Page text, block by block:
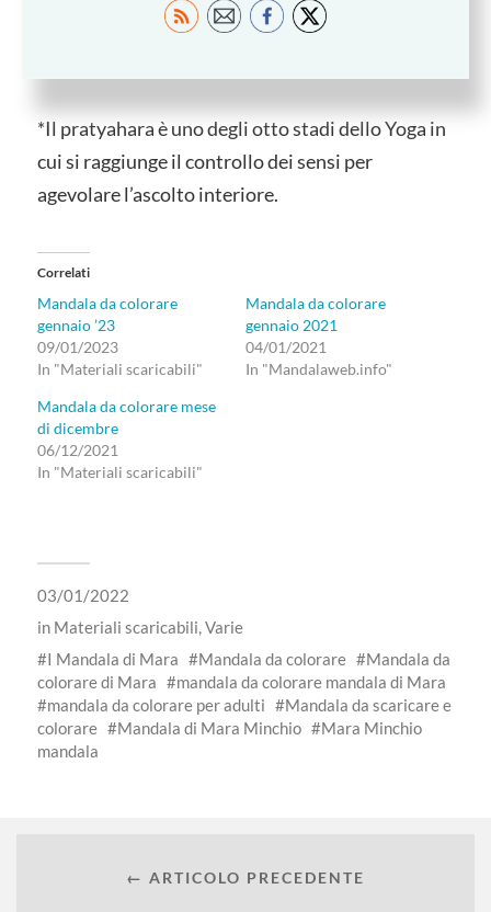
concreto come nel pratyahara*.
Buon anno e Buon cammino
*Il pratyahara è uno degli otto stadi dello Yoga in
cui si raggiunge il controllo dei sensi per
agevolare l’ascolto interiore.
Correlati
Mandala da colorare
gennaio ’23
09/01/2023
In "Materiali scaricabili"
Mandala da colorare
gennaio 2021
04/01/2021
In "Mandalaweb.info"
Mandala da colorare mese
di dicembre
06/12/2021
In "Materiali scaricabili"
03/01/2022
in Materiali scaricabili,Varie
I Mandala di Mara
Mandala da colorare
Mandala da
colorare di Mara
mandala da colorare mandala di Mara
mandala da colorare per adulti
Mandala da scaricare e
colorare
Mandala di Mara Minchio
Mara Minchio
mandala
← ARTICOLO PRECEDENTE